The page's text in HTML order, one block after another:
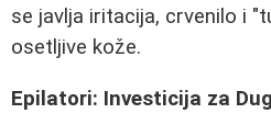
se javlja iritacija, crvenilo i
osetljive kože.
Epilatori: Investicija za